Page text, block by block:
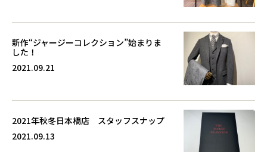
新作“ジャージーコレクション”始まりま
した！
2021.09.21
2021年秋冬日本橋店 スタッフスナップ
2021.09.13